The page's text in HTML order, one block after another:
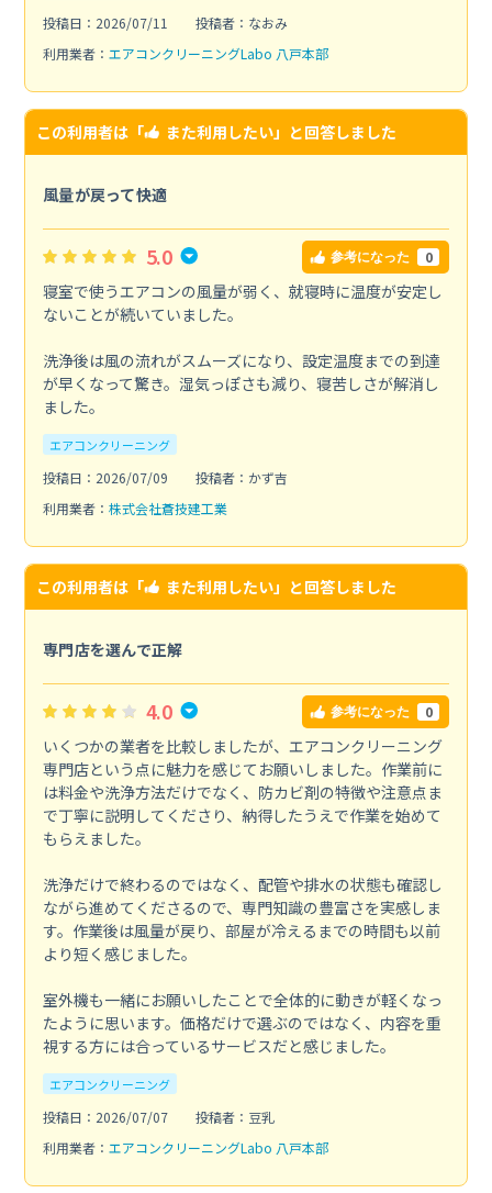
投稿日：2026/07/11
投稿者：なおみ
利用業者： エアコンクリーニングLabo 八戸本部
この利用者は「 また利用したい」と回答しました
風量が戻って快適
5.0 参考になった 0
寝室で使うエアコンの風量が弱く、就寝時に温度が安定し
ないことが続いていました。
洗浄後は風の流れがスムーズになり、設定温度までの到達
が早くなって驚き。湿気っぽさも減り、寝苦しさが解消し
ました。
エアコンクリーニング
投稿日：2026/07/09
投稿者：かず吉
利用業者： 株式会社蒼技建工業
この利用者は「 また利用したい」と回答しました
専門店を選んで正解
4.0 参考になった 0
いくつかの業者を比較しましたが、エアコンクリーニング
専門店という点に魅力を感じてお願いしました。作業前に
は料金や洗浄方法だけでなく、防カビ剤の特徴や注意点ま
で丁寧に説明してくださり、納得したうえで作業を始めて
もらえました。
洗浄だけで終わるのではなく、配管や排水の状態も確認し
ながら進めてくださるので、専門知識の豊富さを実感しま
す。作業後は風量が戻り、部屋が冷えるまでの時間も以前
より短く感じました。
室外機も一緒にお願いしたことで全体的に動きが軽くなっ
たように思います。価格だけで選ぶのではなく、内容を重
視する方には合っているサービスだと感じました。
エアコンクリーニング
投稿日：2026/07/07
投稿者：豆乳
利用業者： エアコンクリーニングLabo 八戸本部